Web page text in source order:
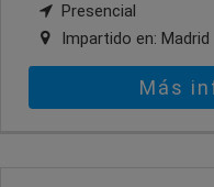
Presencial
Impartido en: Madrid
Más